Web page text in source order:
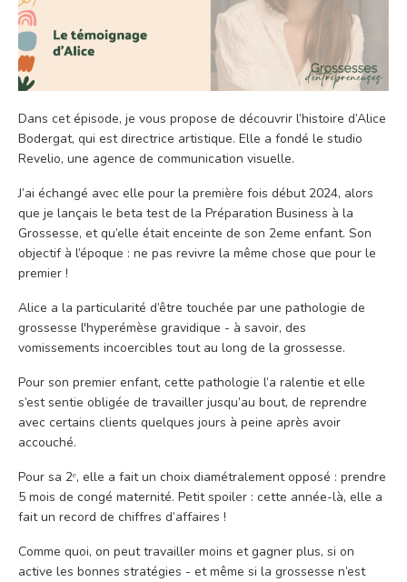
Dans cet épisode, je vous propose de découvrir l’histoire d’Alice
Bodergat, qui est directrice artistique. Elle a fondé le studio
Revelio, une agence de communication visuelle.
J’ai échangé avec elle pour la première fois début 2024, alors
que je lançais le beta test de la Préparation Business à la
Grossesse, et qu’elle était enceinte de son 2eme enfant. Son
objectif à l’époque : ne pas revivre la même chose que pour le
premier !
Alice a la particularité d’être touchée par une pathologie de
grossesse l'hyperémèse gravidique - à savoir, des
vomissements incoercibles tout au long de la grossesse.
Pour son premier enfant, cette pathologie l’a ralentie et elle
s’est sentie obligée de travailler jusqu’au bout, de reprendre
avec certains clients quelques jours à peine après avoir
accouché.
Pour sa 2ᵉ, elle a fait un choix diamétralement opposé : prendre
5 mois de congé maternité. Petit spoiler : cette année-là, elle a
fait un record de chiffres d’affaires !
Comme quoi, on peut travailler moins et gagner plus, si on
active les bonnes stratégies - et même si la grossesse n’est